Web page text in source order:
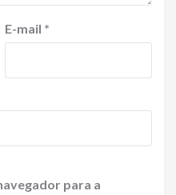
E-mail *
para a